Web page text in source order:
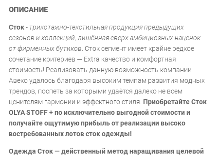
ОПИСАНИЕ
Сток-трикотажно-текстильная продукция предыдущих
сезонов и коллекций, лишённая сверх амбициозных наценок
от фирменных бутиков. Сток сегмент имеет крайне редкое
сочетание критериев — Extra качество и комфортная
стоимость! Реализовать данную возможность компании
Авеко удалось благодаря высоким темпам развития модных
трендов, поспеть за которыми удаётся далеко не всем
ценителям гармонии и эффектного стиля. Приобретайте Сток
OLYA STOFF + по исключительно выгодной стоимости и
получайте ощутимую прибыль от реализации высоко
востребованных лотов сток одежды!
Одежда Сток — действенный метод наращивания целевой